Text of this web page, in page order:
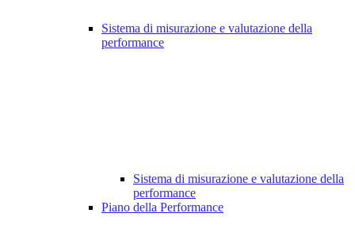
Sistema di misurazione e valutazione della
performance
Sistema di misurazione e valutazione della
performance
Piano della Performance